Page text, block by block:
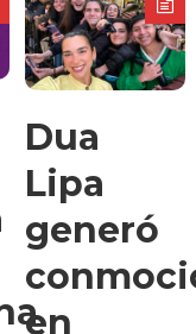
Dua
Lipa
generó
en